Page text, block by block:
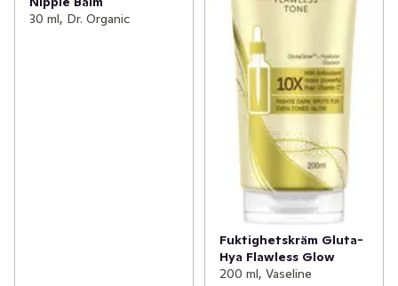
30 ml, Dr. Organic
Fuktighetskräm Gluta-
Hya Flawless Glow
200 ml, Vaseline